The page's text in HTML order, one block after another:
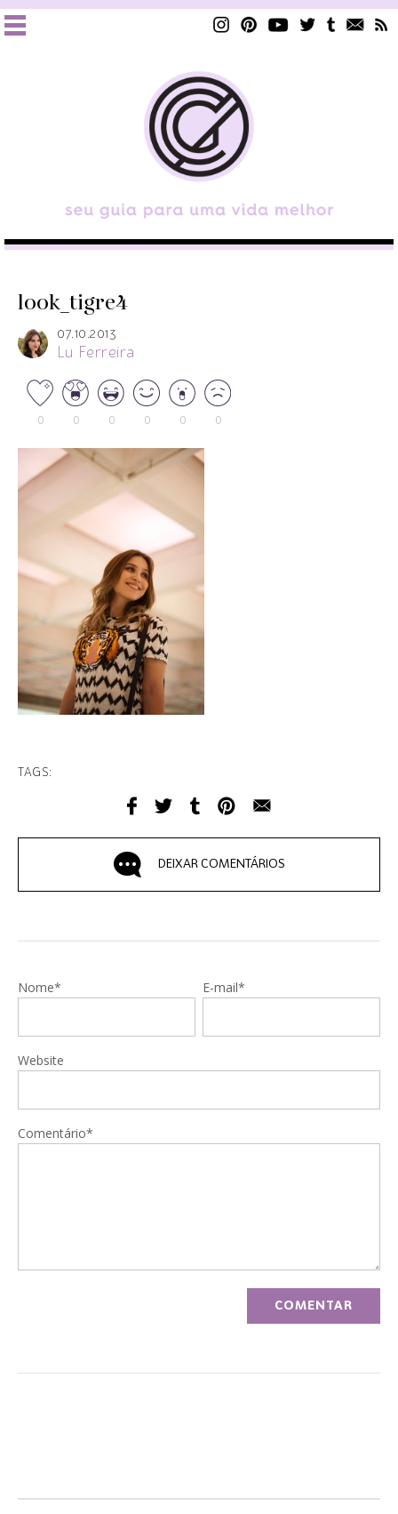
look_tigre4
07.10.2013
Lu Ferreira
0 0 0 0 0 0
TAGS:
DEIXAR COMENTÁRIOS
Nome* E-mail*
Website
Comentário*